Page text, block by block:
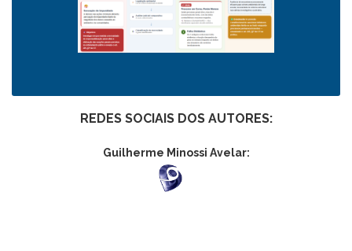
REDES SOCIAIS DOS AUTORES:
Guilherme Minossi Avelar: